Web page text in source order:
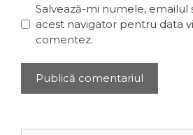
Salvează-mi numele, emailul
acest navigator pentru data
comentez.